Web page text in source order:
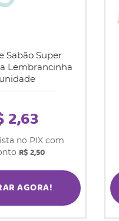
Sabão Super
Lembrancinha
unidade
2,63
no PIX com
R$ 2,50
AGORA!